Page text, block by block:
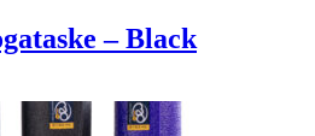
– Black